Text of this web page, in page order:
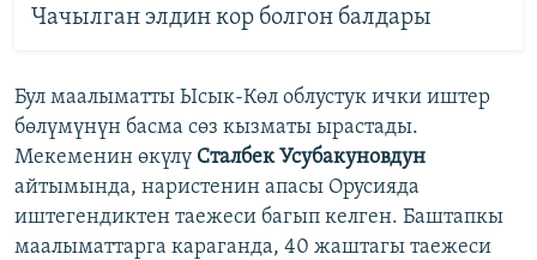
Чачылган элдин кор болгон балдары
Бул маалыматты Ысык-Көл облустук ички иштер
бөлүмүнүн басма сөз кызматы ырастады.
Мекеменин өкүлү Сталбек Усубакуновдун
айтымында, наристенин апасы Орусияда
иштегендиктен таежеси багып келген. Баштапкы
маалыматтарга караганда, 40 жаштагы таежеси